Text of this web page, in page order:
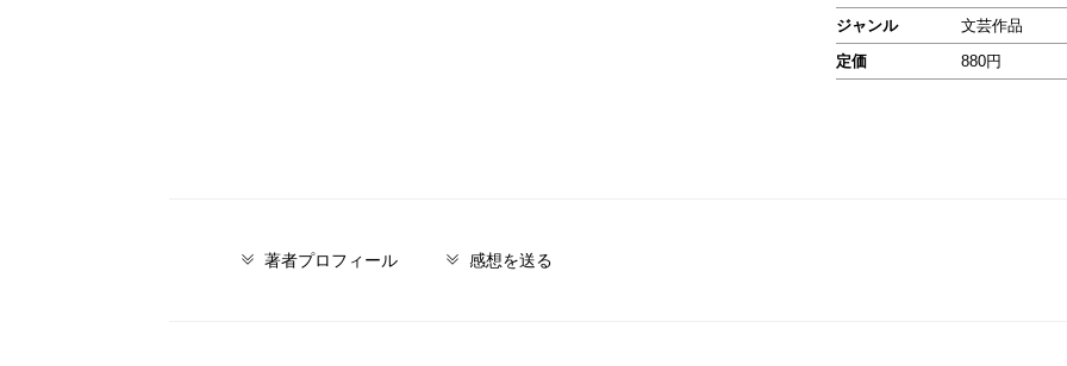
ジャンル
文芸作品
定価
880円
著者プロフィール 感想を送る